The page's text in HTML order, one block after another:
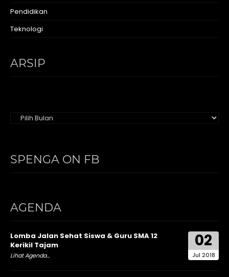
Pendidikan
Teknologi
ARSIP
SPENGA ON FB
AGENDA
02
Jul 2018
Lomba Jalan Sehat Siswa & Guru SMA 12
Kerikil Tajam
Lihat Agenda...